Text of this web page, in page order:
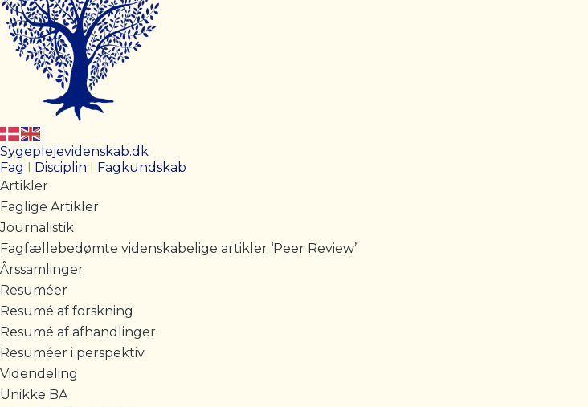
Sygeplejevidenskab.dk
Fag I Disciplin I Fagkundskab
Artikler
Faglige Artikler
Journalistik
Fagfællebedømte videnskabelige artikler ‘Peer Review’
Årssamlinger
Resuméer
Resumé af forskning
Resumé af afhandlinger
Resuméer i perspektiv
Videndeling
Unikke BA